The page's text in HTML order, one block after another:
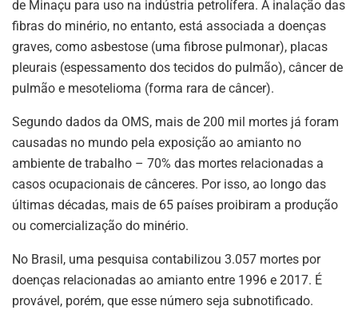
de Minaçu para uso na indústria petrolífera. A inalação das
fibras do minério, no entanto, está associada a doenças
graves, como asbestose (uma fibrose pulmonar), placas
pleurais (espessamento dos tecidos do pulmão), câncer de
pulmão e mesotelioma (forma rara de câncer).
Segundo dados da OMS, mais de 200 mil mortes já foram
causadas no mundo pela exposição ao amianto no
ambiente de trabalho – 70% das mortes relacionadas a
casos ocupacionais de cânceres. Por isso, ao longo das
últimas décadas, mais de 65 países proibiram a produção
ou comercialização do minério.
No Brasil, uma pesquisa contabilizou 3.057 mortes por
doenças relacionadas ao amianto entre 1996 e 2017. É
provável, porém, que esse número seja subnotificado.